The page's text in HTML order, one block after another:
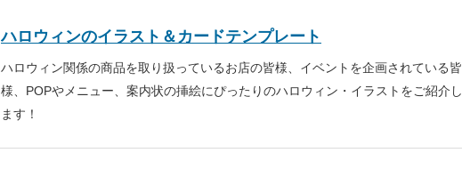
ハロウィンのイラスト＆カードテンプレート
ハロウィン関係の商品を取り扱っているお店の皆様、イベントを企画されている皆
様、POPやメニュー、案内状の挿絵にぴったりのハロウィン・イラストをご紹介し
ます！